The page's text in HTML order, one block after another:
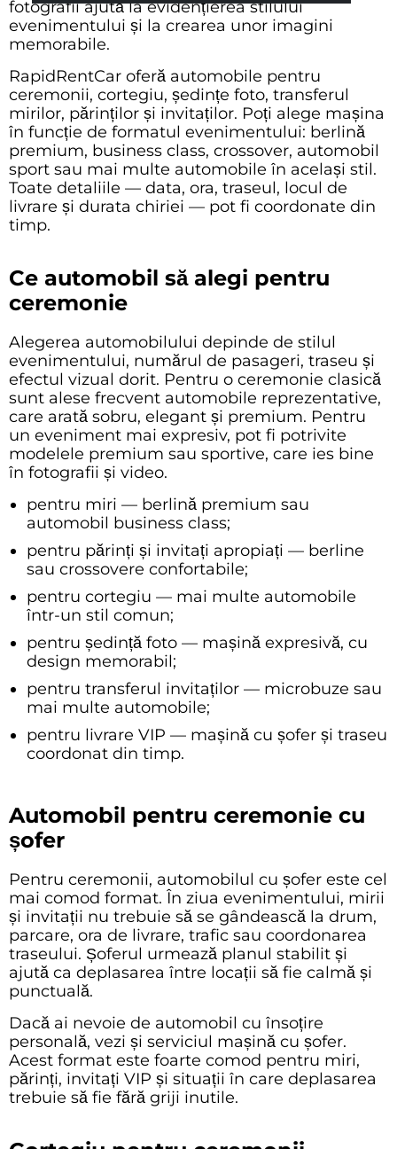
fotografii ajută la evidențierea stilului
evenimentului și la crearea unor imagini
memorabile.
RapidRentCar oferă automobile pentru
ceremonii, cortegiu, ședințe foto, transferul
mirilor, părinților și invitaților. Poți alege mașina
în funcție de formatul evenimentului: berlină
premium, business class, crossover, automobil
sport sau mai multe automobile în același stil.
Toate detaliile — data, ora, traseul, locul de
livrare și durata chiriei — pot fi coordonate din
timp.
Ce automobil să alegi pentru
ceremonie
Alegerea automobilului depinde de stilul
evenimentului, numărul de pasageri, traseu și
efectul vizual dorit. Pentru o ceremonie clasică
sunt alese frecvent automobile reprezentative,
care arată sobru, elegant și premium. Pentru
un eveniment mai expresiv, pot fi potrivite
modelele premium sau sportive, care ies bine
în fotografii și video.
pentru miri — berlină premium sau
automobil business class;
pentru părinți și invitați apropiați — berline
sau crossovere confortabile;
pentru cortegiu — mai multe automobile
într-un stil comun;
pentru ședință foto — mașină expresivă, cu
design memorabil;
pentru transferul invitaților — microbuze sau
mai multe automobile;
pentru livrare VIP — mașină cu șofer și traseu
coordonat din timp.
Automobil pentru ceremonie cu
șofer
Pentru ceremonii, automobilul cu șofer este cel
mai comod format. În ziua evenimentului, mirii
și invitații nu trebuie să se gândească la drum,
parcare, ora de livrare, trafic sau coordonarea
traseului. Șoferul urmează planul stabilit și
ajută ca deplasarea între locații să fie calmă și
punctuală.
Dacă ai nevoie de automobil cu însoțire
personală, vezi și serviciul mașină cu șofer.
Acest format este foarte comod pentru miri,
părinți, invitați VIP și situații în care deplasarea
trebuie să fie fără griji inutile.